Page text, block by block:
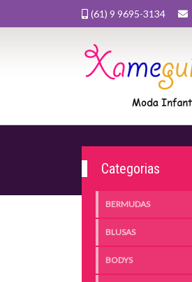
(61) 9 9695-3134
Categorias
BERMUDAS
BLUSAS
BODYS